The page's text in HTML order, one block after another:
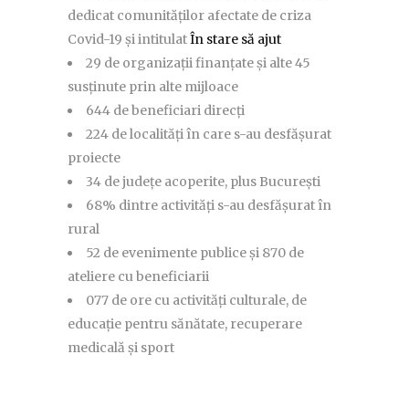
dedicat comunităților afectate de criza
Covid-19 și intitulatÎn stare să ajut
29 de organizații finanțate și alte 45
susținute prin alte mijloace
644 de beneficiari direcți
224 de localități în care s-au desfășurat
proiecte
34 de județe acoperite, plus București
68% dintre activități s-au desfășurat în
rural
52 de evenimente publice și 870 de
ateliere cu beneficiarii
077 de ore cu activități culturale, de
educație pentru sănătate, recuperare
medicală și sport